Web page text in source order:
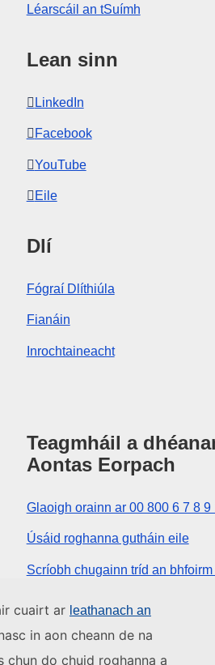
cuairt ar leathanach an
in aon cheann de na
chun do chuid roghanna a
Léarscáil an tSuímh
Lean sinn
LinkedIn
Facebook
YouTube
Eile
Dlí
Fógraí Dlíthiúla
Fianáin
Inrochtaineacht
Teagmháil a
Aontas Eorpach
Glaoigh orainn ar 00 800 6 7 8 9
Úsáid roghanna gutháin eile
Scríobh chugainn tríd an
Buail isteach chugainn i